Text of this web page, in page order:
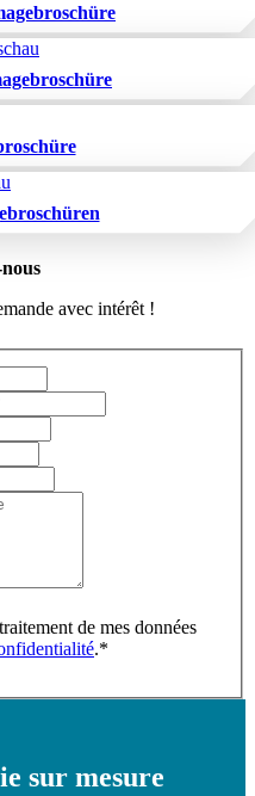
avec intérêt !
de mes données
.*
sur mesure